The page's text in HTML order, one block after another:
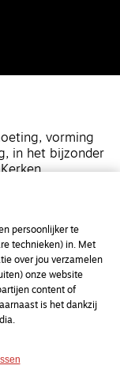
vorming
in het bijzonder
persoonlijker te
technieken) in. Met
over jou verzamelen
onze website
content of
is het dankzij